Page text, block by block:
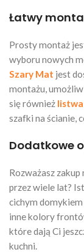
Łatwy
Prosty montaż
wyboru nowych
Szary Mat jest
montażu,
się również
szafki na ścianie,
Dodatkowe
Rozważasz zakup
przez wiele lat?
cichym domykiem
inne kolory
które dają Ci
kuchni.